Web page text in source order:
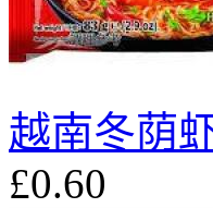
越南冬荫
£0.60